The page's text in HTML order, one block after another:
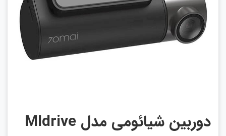
دوربین شیائومی مدل MIdrive